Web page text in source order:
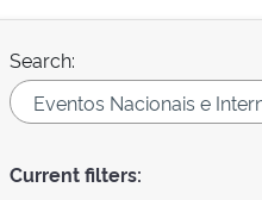
Search:
Current filters: